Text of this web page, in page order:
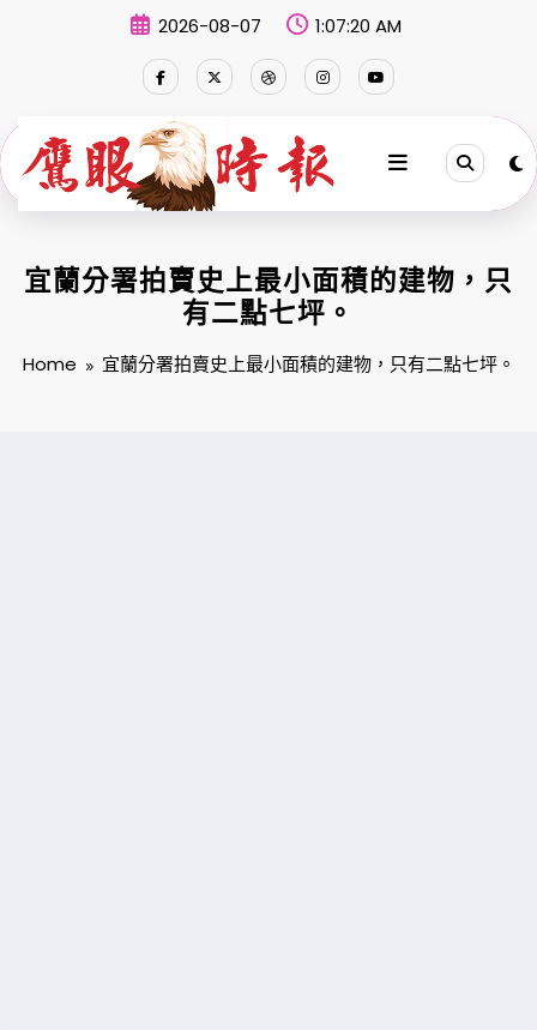
2026-08-07 1:07:21 AM
宜蘭分署拍賣史上最小面積的建物，只
有二點七坪。
Home 宜蘭分署拍賣史上最小面積的建物，只有二點七坪。